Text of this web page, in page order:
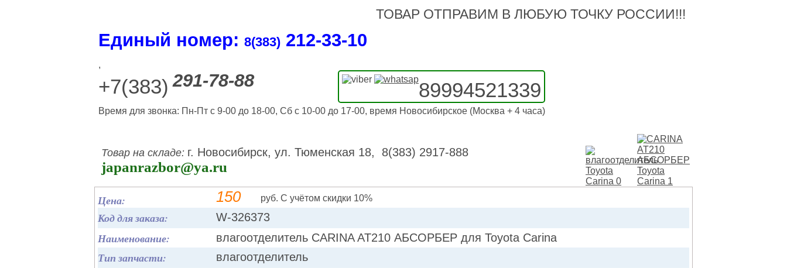
ТОВАР ОТПРАВИМ В ЛЮБУЮ ТОЧКУ РОССИИ!!!
Единый номер: 8(383) 212‑33‑10
,
+7(383) 291-78-88 89994521339
Время для звонка: Пн-Пт с 9-00 до 18-00, Сб с 10-00 до 17-00, время Новосибирское (Москва + 4 часа)
Товар на складе: г. Новосибирск, ул. Тюменская 18, 8(383) 2917-888
japanrazbor@ya.ru
Цена: 150 руб. С учётом скидки 10%
Код для заказа: W-326373
Наименование: влагоотделитель CARINA AT210 АБСОРБЕР для Toyota Carina
Тип запчасти: влагоотделитель